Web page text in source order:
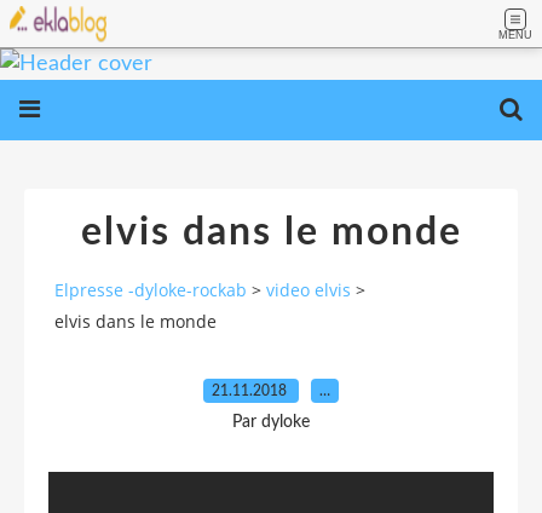
MENU
elvis dans le monde
Elpresse -dyloke-rockab > video elvis >
elvis dans le monde
21.11.2018 …
Par dyloke